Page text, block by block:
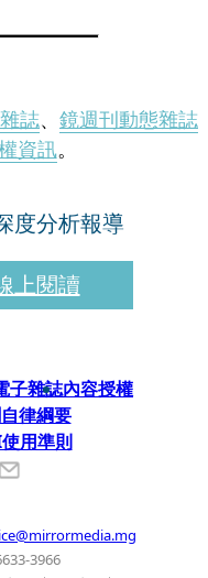
誌、 鏡週刊動態雜誌
資訊。
度分析報導
上閱讀
子雜誌內容授權
律綱要
用準則
3966